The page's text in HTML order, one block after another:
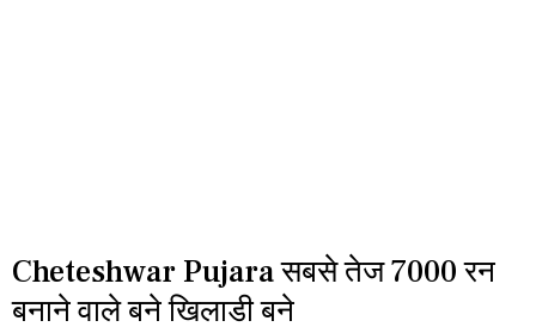
Cheteshwar Pujara सबसे तेज 7000 रन
बनाने वाले बने खिलाडी बने